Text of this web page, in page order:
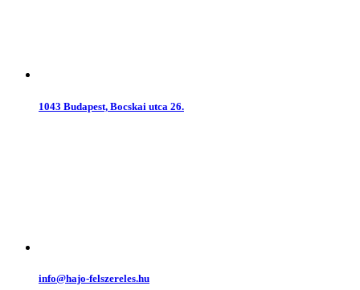
1043 Budapest, Bocskai utca 26.
info@hajo-felszereles.hu